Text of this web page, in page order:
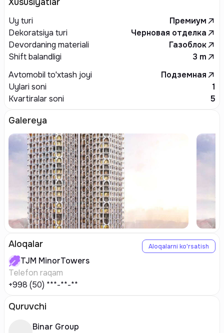
Uy turi
Премиум
Dekoratsiya turi
Черновая отделка
Devordaning materiali
Газоблок
Shift balandligi
3 m
Avtomobil to'xtash joyi
Подземная
Uylari soni
1
Kvartiralar soni
5
Galereya
Aloqalar Aloqalarni ko'rsatish
TJM MinorTowers
Telefon raqam
+998 (50) ***-**-**
Quruvchi
Binar Group